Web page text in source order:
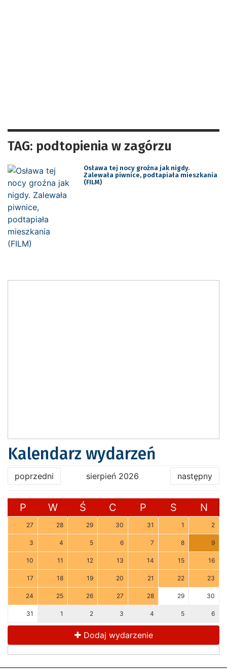
TAG: podtopienia w zagórzu
Osława tej nocy groźna jak nigdy.
Zalewała piwnice, podtapiała mieszkania
(FILM)
Kalendarz wydarzeń
poprzedni sierpień 2026 następny
P W Ś C P S N
27 28 29 30 31 1 2
3 4 5 6 7 8 9
10 11 12 13 14 15 16
17 18 19 20 21 22 23
24 25 26 27 28 29 30
31 1 2 3 4 5 6
Dodaj wydarzenie